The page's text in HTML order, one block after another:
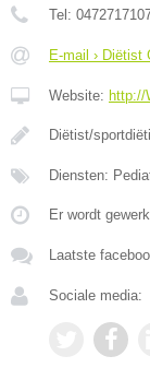
Tel:
E-mail › Diëtist
Website: http://
Diëtist/
Diensten:
Er wordt
Laatste
Sociale media: